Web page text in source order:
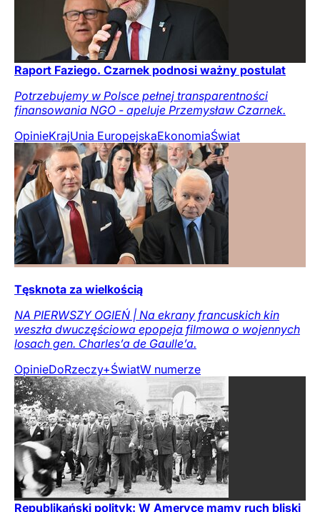
Raport Faziego. Czarnek podnosi ważny postulat
Potrzebujemy w Polsce pełnej transparentności
finansowania NGO - apeluje Przemysław Czarnek.
OpinieKrajUnia EuropejskaEkonomiaŚwiat
Tęsknota za wielkością
NA PIERWSZY OGIEŃ | Na ekrany francuskich kin
weszła dwuczęściowa epopeja filmowa o wojennych
losach gen. Charles’a de Gaulle’a.
OpinieDoRzeczy+ŚwiatW numerze
Republikański polityk: W Ameryce mamy ruch bliski